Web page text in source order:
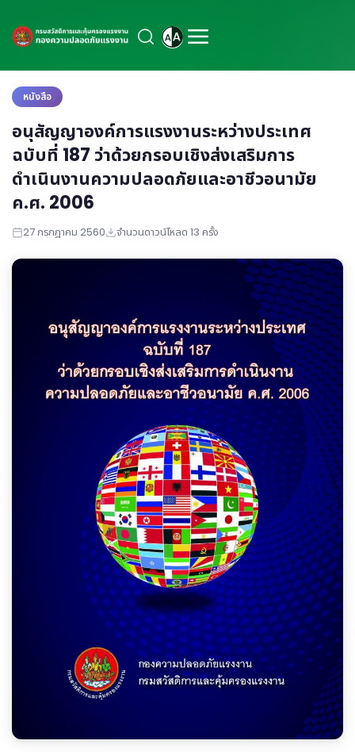
หนังสือ
อนุสัญญาองค์การแรงงานระหว่างประเทศ
ฉบับที่ 187 ว่าด้วยกรอบเชิงส่งเสริมการ
ดำเนินงานความปลอดภัยและอาชีวอนามัย
ค.ศ. 2006
27 กรกฎาคม 2560 จำนวนดาวน์โหลด 13 ครั้ง